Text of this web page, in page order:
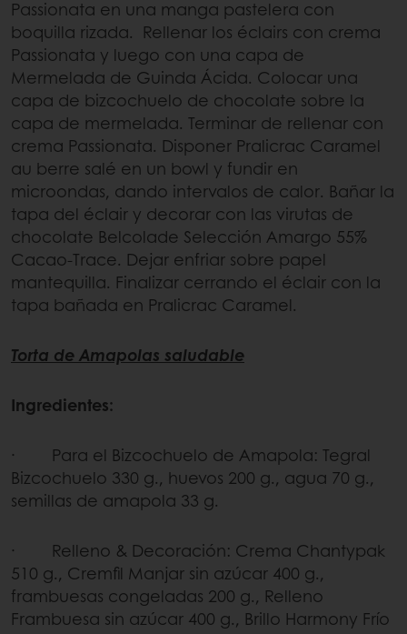
Passionata en una manga pastelera con
boquilla rizada. Rellenar los éclairs con crema
Passionata y luego con una capa de
Mermelada de Guinda Ácida. Colocar una
capa de bizcochuelo de chocolate sobre la
capa de mermelada. Terminar de rellenar con
crema Passionata. Disponer Pralicrac Caramel
au berre salé en un bowl y fundir en
microondas, dando intervalos de calor. Bañar la
tapa del éclair y decorar con las virutas de
chocolate Belcolade Selección Amargo 55%
Cacao-Trace. Dejar enfriar sobre papel
mantequilla. Finalizar cerrando el éclair con la
tapa bañada en Pralicrac Caramel.
Torta de Amapolas saludable
Ingredientes:
· Para el Bizcochuelo de Amapola: Tegral
Bizcochuelo 330 g., huevos 200 g., agua 70 g.,
semillas de amapola 33 g.
· Relleno & Decoración: Crema Chantypak
510 g., Cremfil Manjar sin azúcar 400 g.,
frambuesas congeladas 200 g., Relleno
Frambuesa sin azúcar 400 g., Brillo Harmony Frío